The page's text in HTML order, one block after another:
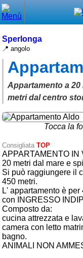
Sperlonga
📍 angolo
Appartamento a 20
metri dal centro
Tocca la
Consigliata TOP
APPARTAMENTO IN
20 metri dal mare e
Si può raggiungere il
450 metri.
L' appartamento è
con INGRESSO
Composto da:
cucina attrezzata e
camera con letto
bagno.
ANIMALI NON
Menù principale
⌂ Home
🕐 Last Minute
🕐 First Minute
🔍 Cerca
➕ Inserisci
Ottenere il CIN
Blog
Eventi e cose da
➕ Segnala evento
Area riservata